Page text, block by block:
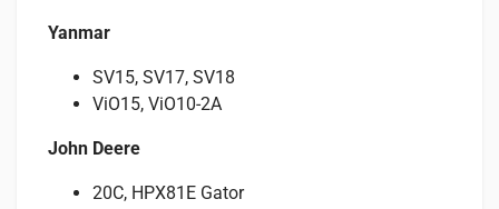
Yanmar
SV15, SV17, SV18
ViO15, ViO10-2A
John Deere
20C, HPX81E Gator